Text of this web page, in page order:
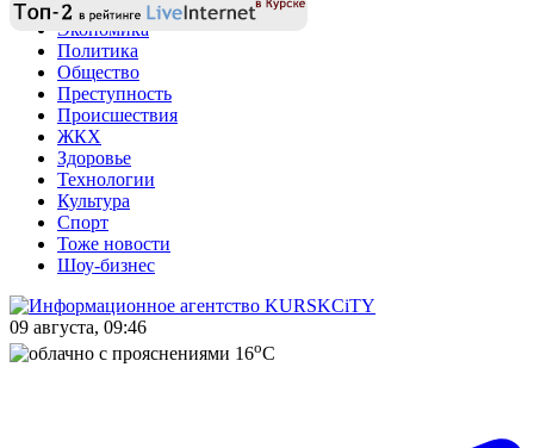
Экономика
Политика
Общество
Преступность
Происшествия
ЖКХ
Здоровье
Технологии
Культура
Спорт
Тоже новости
Шоу-бизнес
09 августа, 09:46
16oC